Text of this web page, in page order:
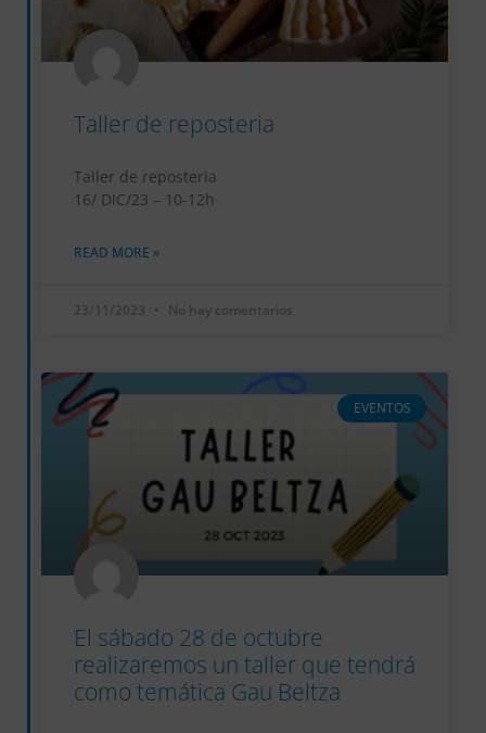
Taller de reposteria
Taller de reposteria
16/ DIC/23 – 10-12h
READ MORE »
23/11/2023 No hay comentarios
EVENTOS
El sábado 28 de octubre
realizaremos un taller que tendrá
como temática Gau Beltza